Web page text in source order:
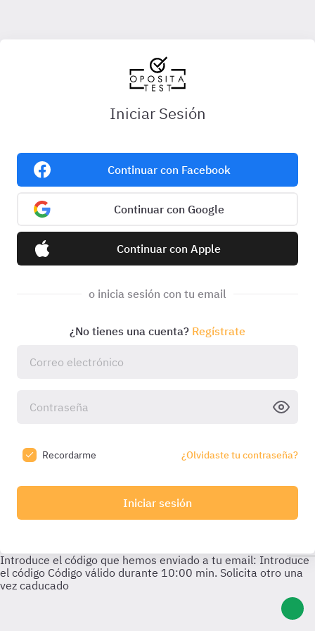
Iniciar Sesión
Continuar con Facebook
Continuar con Google
Continuar con Apple
o inicia sesión con tu email
¿No tienes una cuenta? Regístrate
Recordarme ¿Olvidaste tu contraseña?
Iniciar sesión
Introduce el código que hemos enviado a tu email: Introduce
el código Código válido durante 10:00 min. Solicita otro una
vez caducado